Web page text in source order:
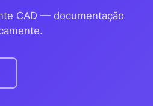
CAD — documentação